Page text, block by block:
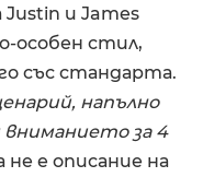
и James
особен стил,
със стандарта.
напълно
вниманието за 4
не е описание на